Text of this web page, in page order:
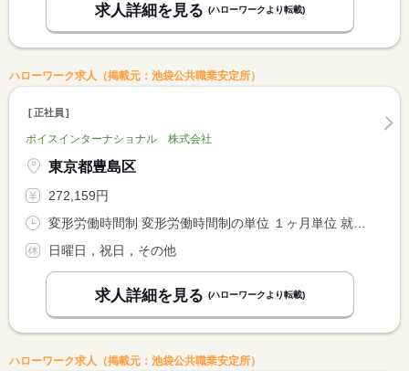
求人詳細を見る (ハローワークより転載)
ハローワーク求人（掲載元：池袋公共職業安定所）
正社員
ボイスインターナショナル 株式会社
東京都豊島区
272,159円
変形労働時間制 変形労働時間制の単位 １ヶ月単位 就業時間１ 8時00分〜17時00分 就業時間２ 21時00分〜5時00分
日曜日，祝日，その他
求人詳細を見る (ハローワークより転載)
ハローワーク求人（掲載元：池袋公共職業安定所）